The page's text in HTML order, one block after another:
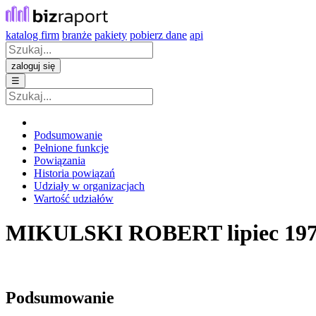
katalog firm branże pakiety pobierz dane api
zaloguj się
☰
Podsumowanie
Pełnione funkcje
Powiązania
Historia powiązań
Udziały w organizacjach
Wartość udziałów
MIKULSKI ROBERT lipiec
Podsumowanie